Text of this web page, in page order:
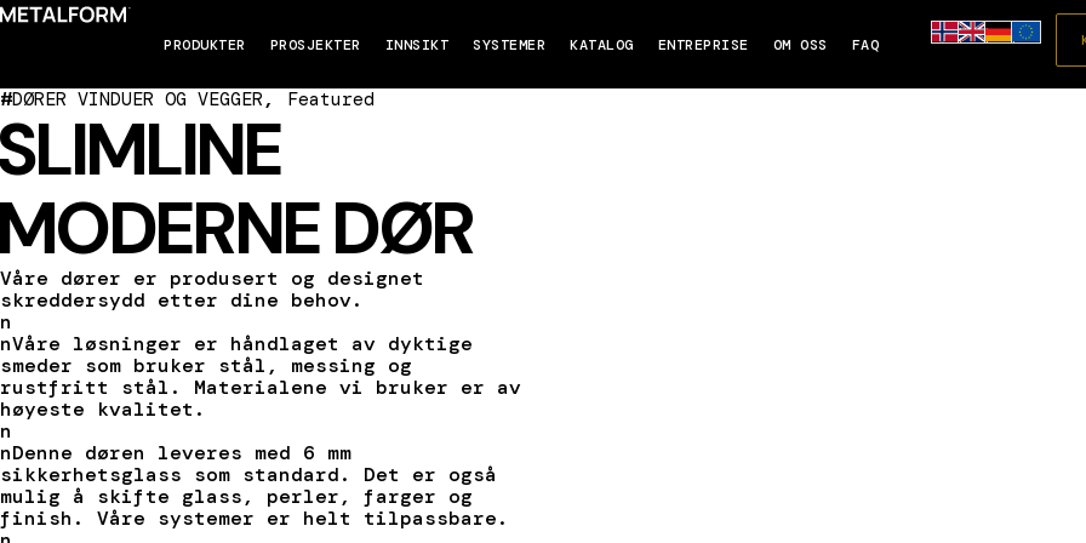
PRODUKTER PROSJEKTER INNSIKT SYSTEMER KATALOG ENTREPRISE OM OSS FAQ
#DØRER VINDUER OG VEGGER , Featured
DØR
Våre dører er produsert og designet
skreddersydd etter dine behov.
n
nVåre løsninger er håndlaget av dyktige
smeder som bruker stål, messing og
rustfritt stål. Materialene vi bruker er av
høyeste kvalitet.
n
nDenne døren leveres med 6 mm
sikkerhetsglass som standard. Det er også
mulig å skifte glass, perler, farger og
finish. Våre systemer er helt tilpassbare.